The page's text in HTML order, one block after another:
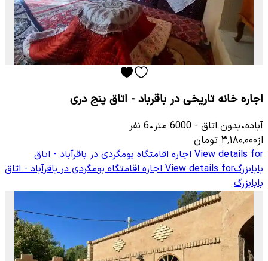
اجاره خانه تاریخی در باقرباد - اتاق پنج دری
آباده•بدون اتاق -
6000 متر•
6 نفر
از۳٬۱۸۰٬۰۰۰ تومان
View details for اجاره اقامتگاه بومگردی در باقرآباد - اتاق
بابابزرگView details for اجاره اقامتگاه بومگردی در باقرآباد - اتاق
بابابزرگ